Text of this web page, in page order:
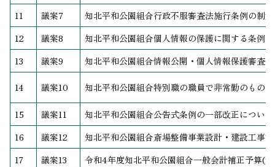
11
議案7
知北平和公園組合行政不服審査法施行条例の制
12
議案8
知北平和公園組合個人情報の保護に関する条例
13
議案9 知北平和公園組合情報公開・個人情報保護審査
14 議案10 知北平和公園組合特別職の職員で非常勤のもの
15 議案11
知北平和公園組合公告式条例の一部改正について
16
議案12
知北平和公園組合斎場整備事業設計・建設工事
17
議案13
令和4年度知北平和公園組合一般会計補正予算(